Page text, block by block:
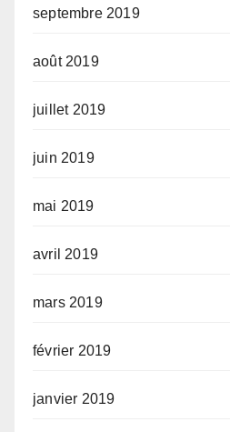
septembre 2019
août 2019
juillet 2019
juin 2019
mai 2019
avril 2019
mars 2019
février 2019
janvier 2019